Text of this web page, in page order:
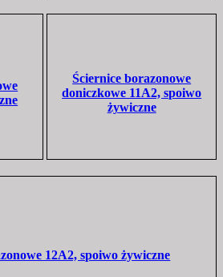
Ściernice borazonowe
doniczkowe 11A2, spoiwo
żywiczne
12A2, spoiwo żywiczne